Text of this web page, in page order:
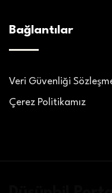
Bağlantılar
Veri Güvenliği
Çerez Politikamız